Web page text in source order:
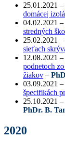
25.01.2021
domácej
04.02.2021
stredných
25.02.2021
sieťach
12.08.2021
podnetoch
žiakov –
03.09.2021
špecifikách
25.10.2021
PhDr. B.
2020